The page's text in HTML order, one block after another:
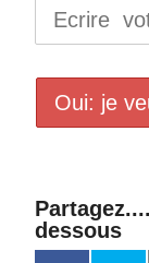
dessous